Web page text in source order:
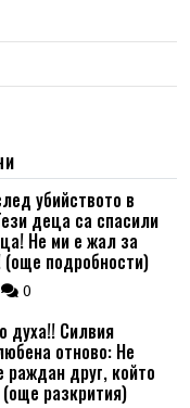
убийството в
деца са спасили
Не ми е жал за
подробности)
0
духа!! Силвия
отново: Не
раждан друг, който
разкрития)